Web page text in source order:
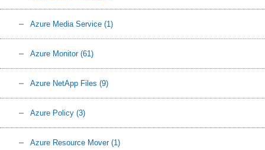
Azure Media Service (1)
Azure Monitor (61)
Azure NetApp Files (9)
Azure Policy (3)
Azure Resource Mover (1)